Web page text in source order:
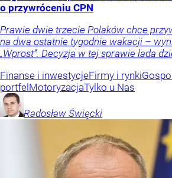
o przywróceniu CPN
Prawie dwie trzecie Polaków chce
na dwa ostatnie tygodnie wakacji –
„Wprost”. Decyzja w tej sprawie lada
Finanse i inwestycjeFirmy i rynki
portfelMotoryzacjaTylko u Nas
Radosław Święcki